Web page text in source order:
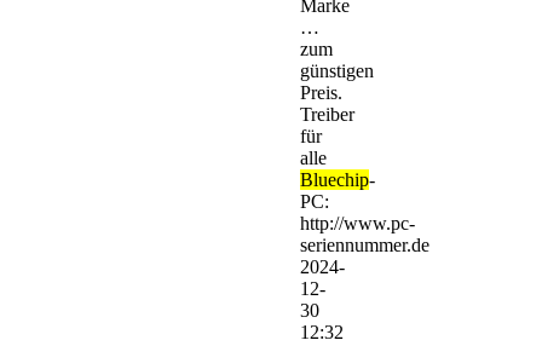
Marke
…
zum
günstigen
Preis.
Treiber
für
alle
Bluechip-
PC:
http://www.pc-
seriennummer.de
2024-
12-
30
12:32